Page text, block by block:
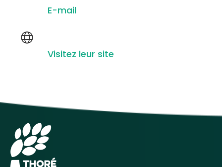
E-mail
Visitez leur site